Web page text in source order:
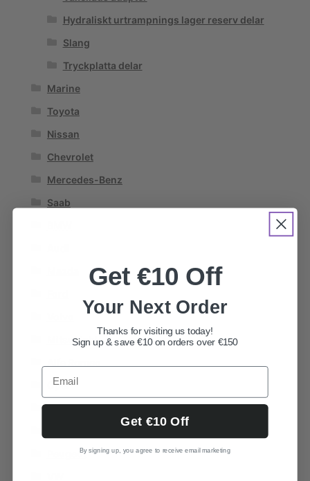
Hydraliskt urtrampnings lager reserv delar
Slang
Tryckplatta delar
Marine
Toyota
Nissan
Chevrolet
Mercedes-Benz
Saab
Mitsubishi
Opel
Suzuki
Peugeot
Get €10 Off
Your Next Order
Thanks for visiting us today!
Sign up & save €10 on orders over €150
Get €10 Off
By signing up, you agree to receive email marketing